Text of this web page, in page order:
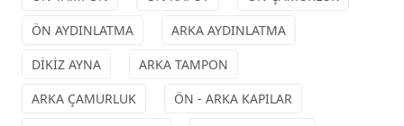
ÖN AYDINLATMA
ARKA AYDINLATMA
DİKİZ AYNA
ARKA TAMPON
ARKA ÇAMURLUK
ÖN - ARKA KAPILAR